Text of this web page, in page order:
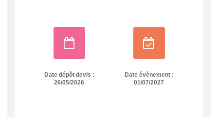
Date dépôt devis :
26/05/2026
Date évènement :
01/07/2027